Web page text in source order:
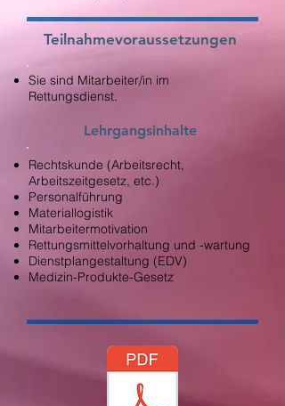
Teilnahmevoraussetzungen
Sie sind Mitarbeiter/in im
Rettungsdienst.
Lehrgangsinhalte
Rechtskunde (Arbeitsrecht,
Arbeitszeitgesetz, etc.)
Personalführung
Materiallogistik
Mitarbeitermotivation
Rettungsmittelvorhaltung und -wartung
Dienstplangestaltung (EDV)
Medizin-Produkte-Gesetz